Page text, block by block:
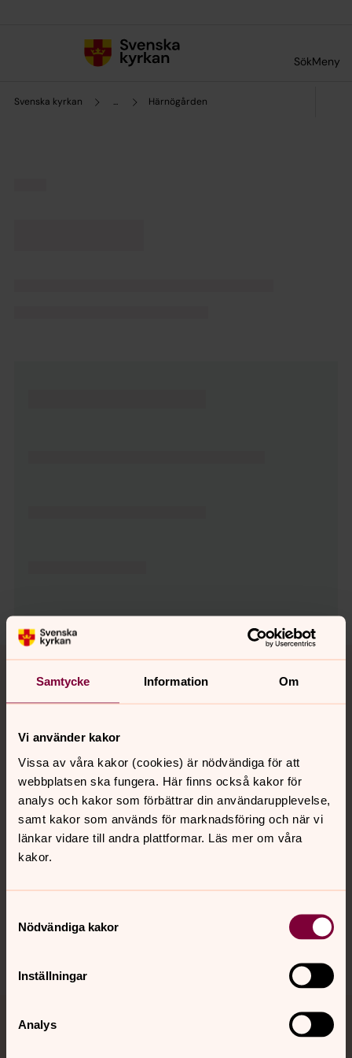
Samtycke Information Om
Vi använder kakor
Vissa av våra kakor (cookies) är nödvändiga för att
webbplatsen ska fungera. Här finns också kakor för
analys och kakor som förbättrar din användarupplevelse,
samt kakor som används för marknadsföring och när vi
länkar vidare till andra plattformar. Läs mer om våra
kakor.
Nödvändiga kakor
Inställningar
Analys
SökMeny
Svenska kyrkan ... Härnögården
Tillbaka till toppen
Tillbaka till innehållet
Kontakt
Kalender
Hitta snabbt
Jourhavande präst